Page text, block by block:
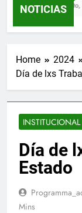
NOTICIAS
4 Agosto,
Home 2024
Día de lxs
INSTITUCIONAL
Día de
Estado
Mins